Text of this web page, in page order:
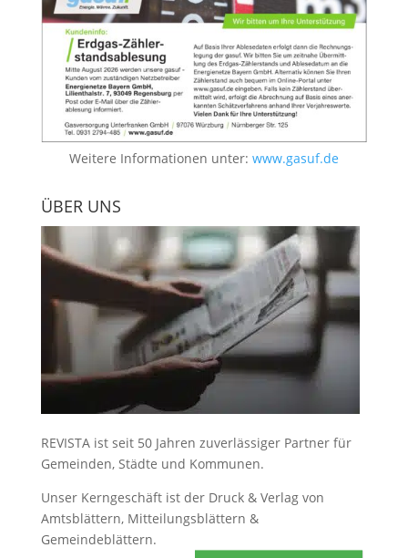
Weitere Informationen unter: www.gasuf.de
ÜBER UNS
REVISTA ist seit 50 Jahren zuverlässiger Partner für
Gemeinden, Städte und Kommunen.
Unser Kerngeschäft ist der Druck & Verlag von
Amtsblättern, Mitteilungsblättern &
Gemeindeblättern.